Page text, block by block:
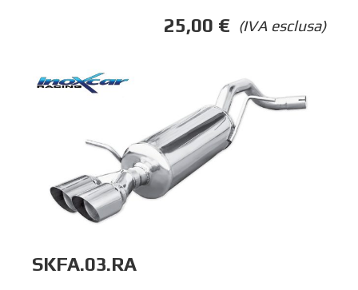
(IVA esclusa)
25,00 €
SKFA.03.RA